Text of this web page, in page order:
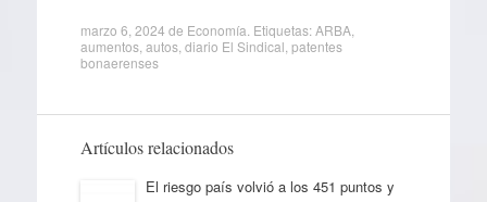
marzo 6, 2024 de Economía . Etiquetas:ARBA,
aumentos, autos, diario El Sindical patentes
bonaerenses
Artículos relacionados
El riesgo país volvió a los 451 puntos y